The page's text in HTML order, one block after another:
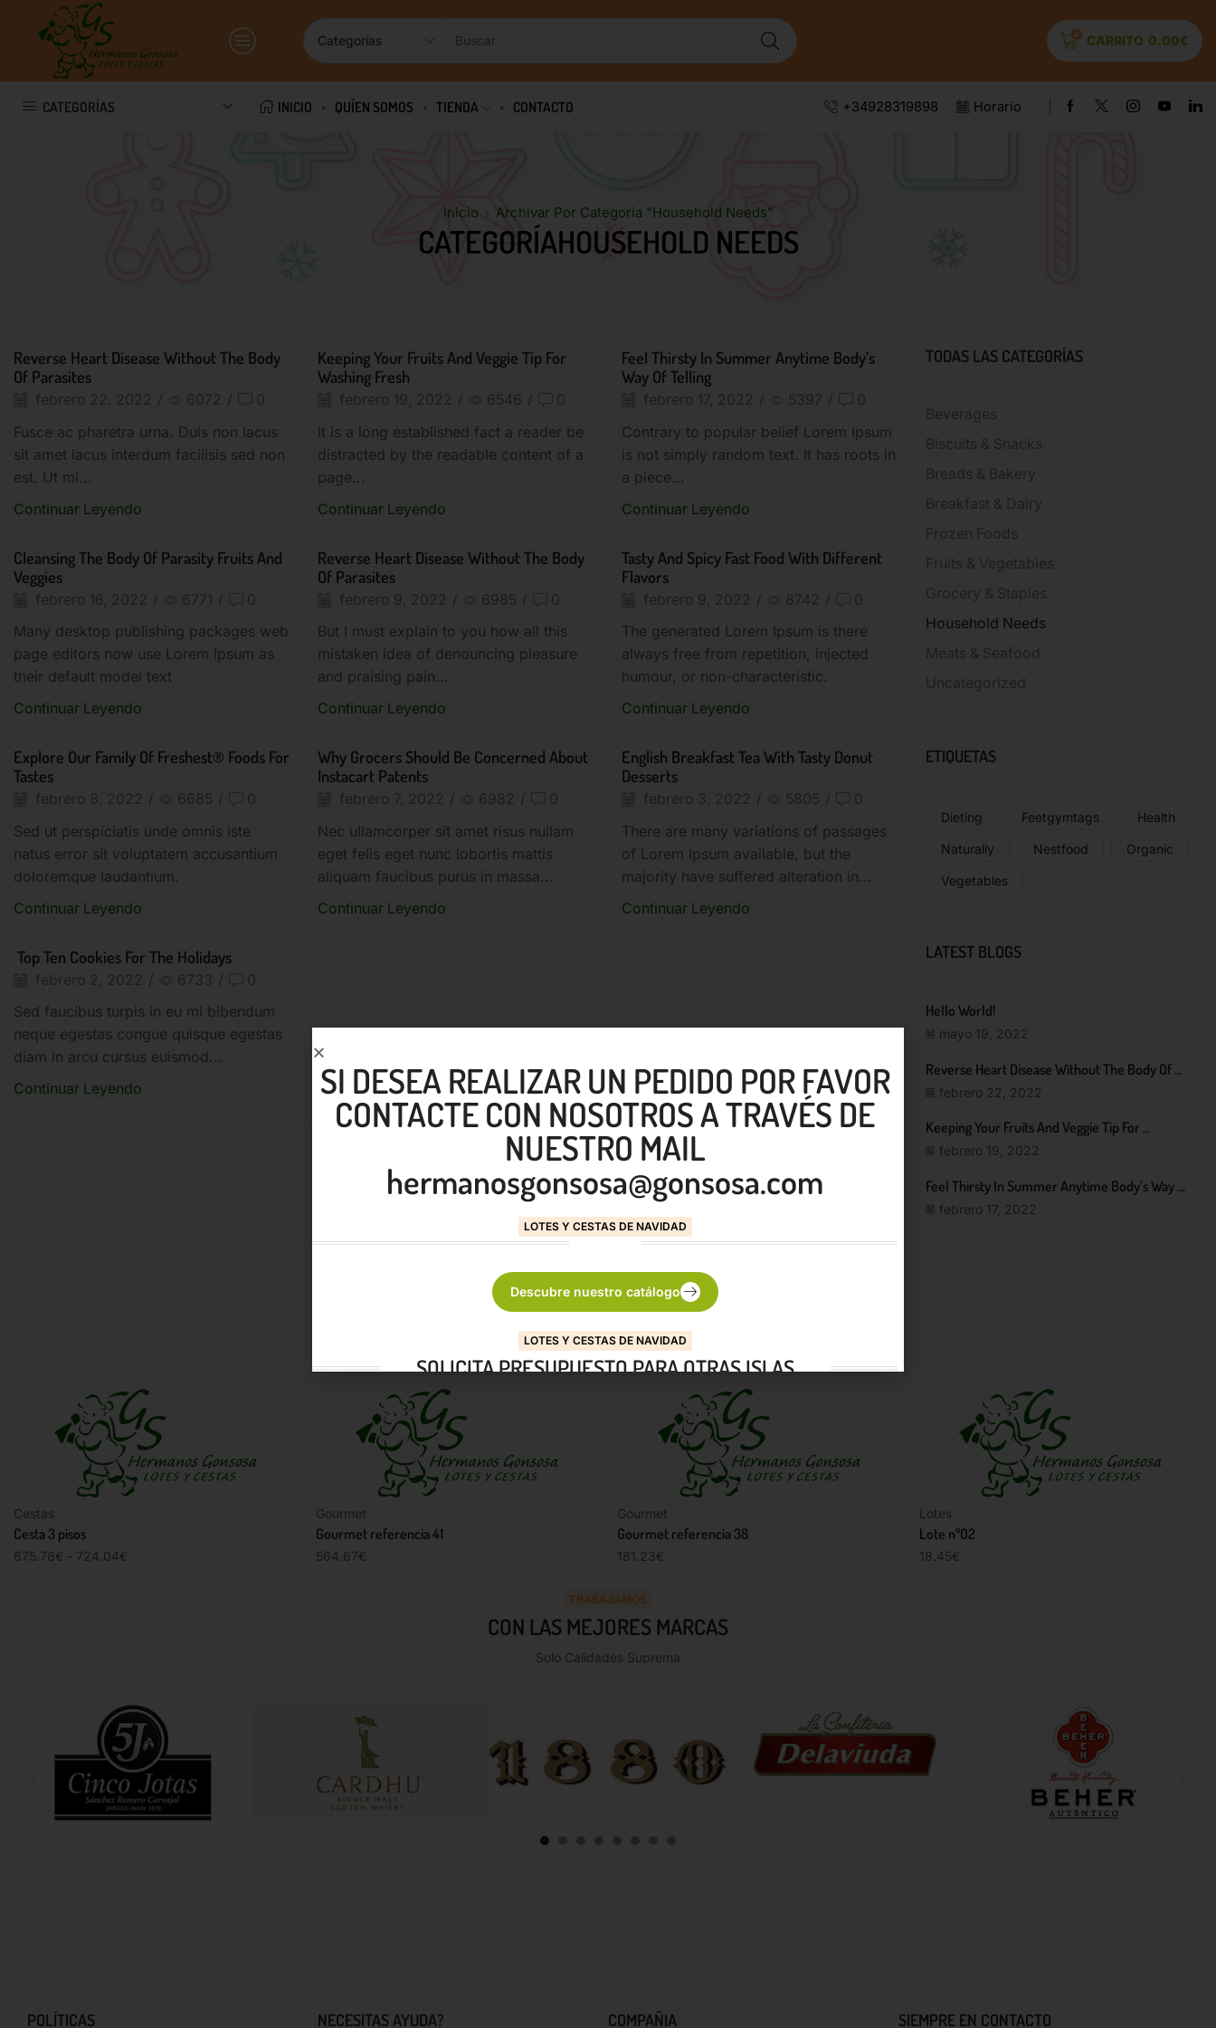
0 CARRITO 0.00€
CATEGORÍAS INICIO QUÍEN SOMOS TIENDA CONTACTO +34928319898 Horario
Inicio Archivar Por Categoría "Household Needs"
CATEGORÍAHOUSEHOLD NEEDS
Reverse Heart Disease Without The Body
Of Parasites
febrero 22, 2022 / 6072 / 0
Fusce ac pharetra urna. Duis non lacus
sit amet lacus interdum facilisis sed non
est. Ut mi...
Continuar Leyendo
Keeping Your Fruits And Veggie Tip For
Washing Fresh
febrero 19, 2022 / 6546 / 0
It is a long established fact a reader be
distracted by the readable content of a
page...
Continuar Leyendo
Feel Thirsty In Summer Anytime Body’s
Way Of Telling
febrero 17, 2022 / 5397 / 0
Contrary to popular belief Lorem Ipsum
is not simply random text. It has roots in
a piece...
Continuar Leyendo
Cleansing The Body Of Parasity Fruits And
Veggies
febrero 16, 2022 / 6771 / 0
Many desktop publishing packages web
page editors now use Lorem Ipsum as
their default model text
Continuar Leyendo
Reverse Heart Disease Without The Body
Of Parasites
febrero 9, 2022 / 6985 / 0
But I must explain to you how all this
mistaken idea of denouncing pleasure
and praising pain...
Continuar Leyendo
Tasty And Spicy Fast Food With Different
Flavors
febrero 9, 2022 / 8742 / 0
The generated Lorem Ipsum is there
always free from repetition, injected
humour, or non-characteristic.
Continuar Leyendo
Explore Our Family Of Freshest® Foods For
Tastes
febrero 8, 2022 / 6685 / 0
Sed ut perspiciatis unde omnis iste
natus error sit voluptatem accusantium
doloremque laudantium.
Continuar Leyendo
Why Grocers Should Be Concerned About
Instacart Patents
febrero 7, 2022 / 6982 / 0
Nec ullamcorper sit amet risus nullam
eget felis eget nunc lobortis mattis
aliquam faucibus purus in massa...
Continuar Leyendo
English Breakfast Tea With Tasty Donut
Desserts
febrero 3, 2022 / 5805 / 0
There are many variations of passages
of Lorem Ipsum available, but the
majority have suffered alteration in...
Continuar Leyendo
Top Ten Cookies For The Holidays
febrero 2, 2022 / 6733 / 0
Sed faucibus turpis in eu mi bibendum
neque egestas congue quisque egestas
diam in arcu cursus euismod...
Continuar Leyendo
Demostración 1–10 de 13 publicaciones
TODAS LAS CATEGORÍAS
Beverages
Biscuits & Snacks
Breads & Bakery
Breakfast & Dairy
Frozen Foods
Fruits & Vegetables
Grocery & Staples
Household Needs
Meats & Seafood
Uncategorized
ETIQUETAS
Dieting Feetgymtags Health
Naturally Nestfood Organic
Vegetables
LATEST BLOGS
Hello World!
mayo 19, 2022
Reverse Heart Disease Without The Body Of ...
febrero 22, 2022
Keeping Your Fruits And Veggie Tip For ...
febrero 19, 2022
Feel Thirsty In Summer Anytime Body’s Way ...
febrero 17, 2022
Cestas
Cesta 3 pisos
675.78€ - 724.04€
Gourmet
Gourmet referencia 41
564.67€
Gourmet
Gourmet referencia 38
181.23€
Lotes
Lote nº02
18.45€
TRABAJAMOS
CON LAS MEJORES MARCAS
Solo Calidades Suprema
POLÍTICAS NECESITAS AYUDA? COMPAÑIA SIEMPRE EN CONTACTO
SI DESEA REALIZAR UN PEDIDO POR FAVOR
CONTACTE CON NOSOTROS A TRAVÉS DE
NUESTRO MAIL
hermanosgonsosa@gonsosa.com
LOTES Y CESTAS DE NAVIDAD
Descubre nuestro catálogo
LOTES Y CESTAS DE NAVIDAD
SOLICITA PRESUPUESTO PARA OTRAS ISLAS
Descubre nuestro catálogo